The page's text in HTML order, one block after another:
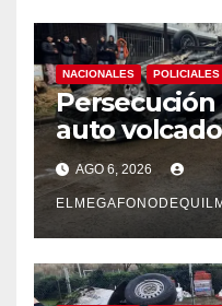
NACIONALES POLICIALES
auto
detenidos
Solano
AGO 6, 2026